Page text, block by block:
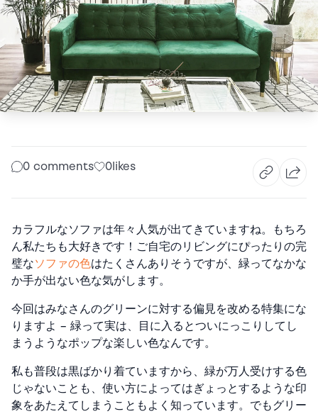
0 comments 0likes
カラフルなソファは年々人気が出てきていますね。もちろ
ん私たちも大好きです！ご自宅のリビングにぴったりの完
璧なソファの色はたくさんありそうですが、緑ってなかな
か手が出ない色な気がします。
今回はみなさんのグリーンに対する偏見を改める特集にな
りますよ – 緑って実は、目に入るとついにっこりしてし
まうようなポップな楽しい色なんです。
私も普段は黒ばかり着ていますから、緑が万人受けする色
じゃないことも、使い方によってはぎょっとするような印
象をあたえてしまうこともよく知っています。でもグリー